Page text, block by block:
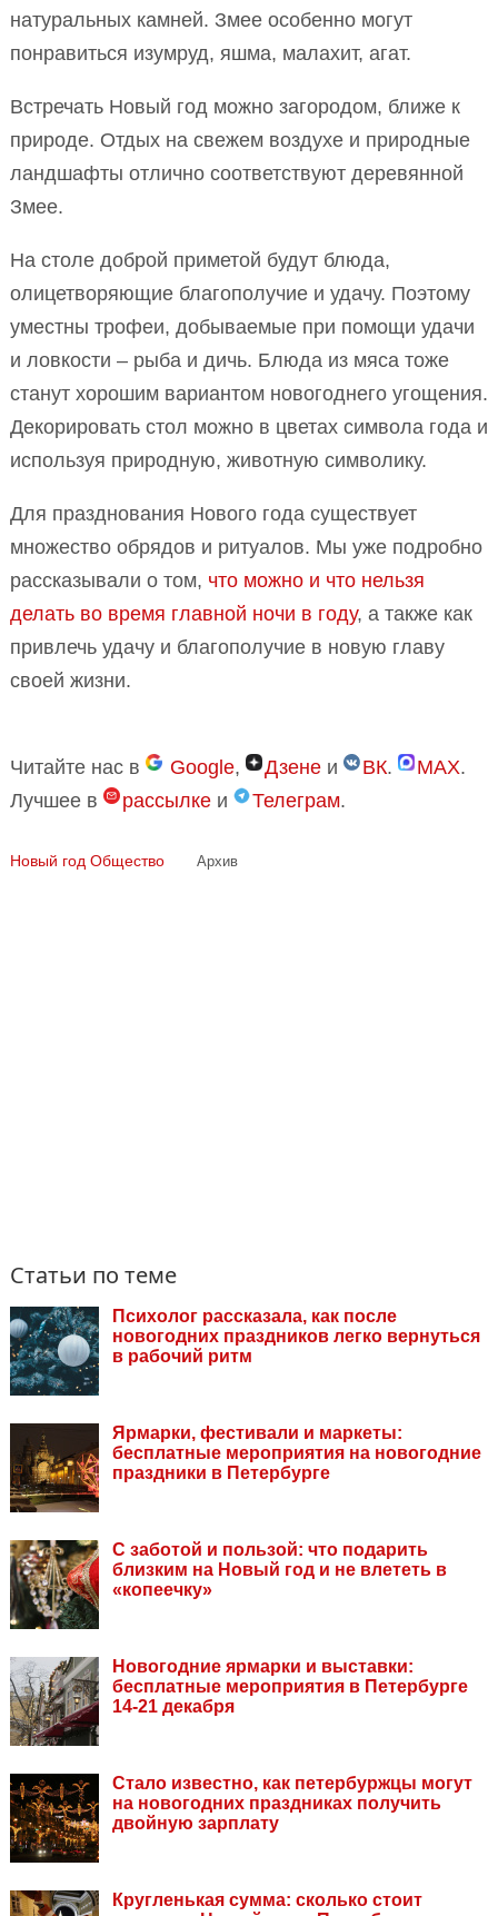
натуральных камней. Змее особенно могут
понравиться изумруд, яшма, малахит, агат.
Встречать Новый год можно загородом, ближе к
природе. Отдых на свежем воздухе и природные
ландшафты отлично соответствуют деревянной
Змее.
На столе доброй приметой будут блюда,
олицетворяющие благополучие и удачу. Поэтому
уместны трофеи, добываемые при помощи удачи
и ловкости – рыба и дичь. Блюда из мяса тоже
станут хорошим вариантом новогоднего угощения.
Декорировать стол можно в цветах символа года и
используя природную, животную символику.
Для празднования Нового года существует
множество обрядов и ритуалов. Мы уже подробно
рассказывали о том, что можно и что нельзя
делать во время главной ночи в году, а также как
привлечь удачу и благополучие в новую главу
своей жизни.
Читайте нас в Google, Дзене и ВК. MAX.
Лучшее в
рассылке и Телеграм.
Новый год Общество Архив
Статьи по теме
Психолог рассказала, как после
новогодних праздников легко вернуться
в рабочий ритм
Ярмарки, фестивали и маркеты:
бесплатные мероприятия на новогодние
праздники в Петербурге
С заботой и пользой: что подарить
близким на Новый год и не влететь в
«копеечку»
Новогодние ярмарки и выставки:
бесплатные мероприятия в Петербурге
14-21 декабря
Стало известно, как петербуржцы могут
на новогодних праздниках получить
двойную зарплату
Кругленькая сумма: сколько стоит